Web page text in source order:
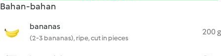
Bahan-bahan
bananas
(2-3 bananas), ripe, cut in pieces
200 g